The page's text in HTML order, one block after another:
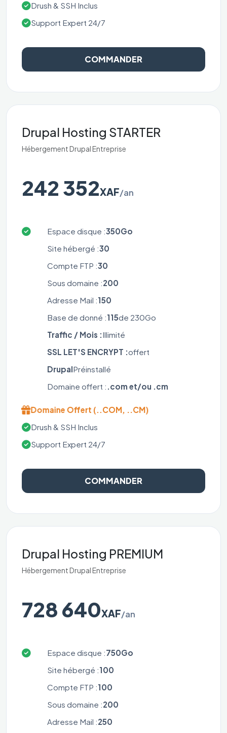
Drush & SSH Inclus
Support Expert 24/7
COMMANDER
Drupal Hosting STARTER
Hébergement Drupal Entreprise
242 352XAF/an
Espace disque :350Go
Site hébergé :30
Compte FTP :30
Sous domaine :200
Adresse Mail :150
Base de donné :115de 230Go
Traffic / Mois :Illimité
SSL LET'S ENCRYPT :offert
DrupalPréinstallé
Domaine offert : .com et/ou .cm
Domaine Offert (..COM, ..CM)
Drush & SSH Inclus
Support Expert 24/7
COMMANDER
Drupal Hosting PREMIUM
Hébergement Drupal Entreprise
728 640XAF/an
Espace disque :750Go
Site hébergé :100
Compte FTP :100
Sous domaine :200
Adresse Mail :250